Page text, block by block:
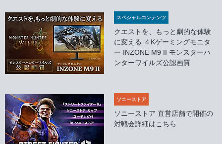
スペシャルコンテンツ
クエストを、もっと劇的な体験
に変える ４Kゲーミングモニタ
ー INZONE M9 II モンスターハ
ンターワイルズ公認画質
ソニーストア
ソニーストア 直営店舗で開催の
対戦会詳細はこちら